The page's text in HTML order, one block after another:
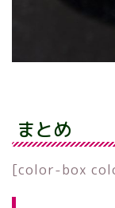
まとめ
[color-box